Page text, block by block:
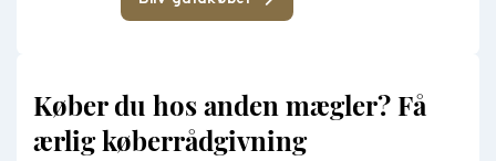
Køber du hos anden mægler? Få
ærlig køberrådgivning